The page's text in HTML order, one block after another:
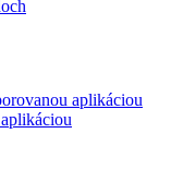
aplikáciou